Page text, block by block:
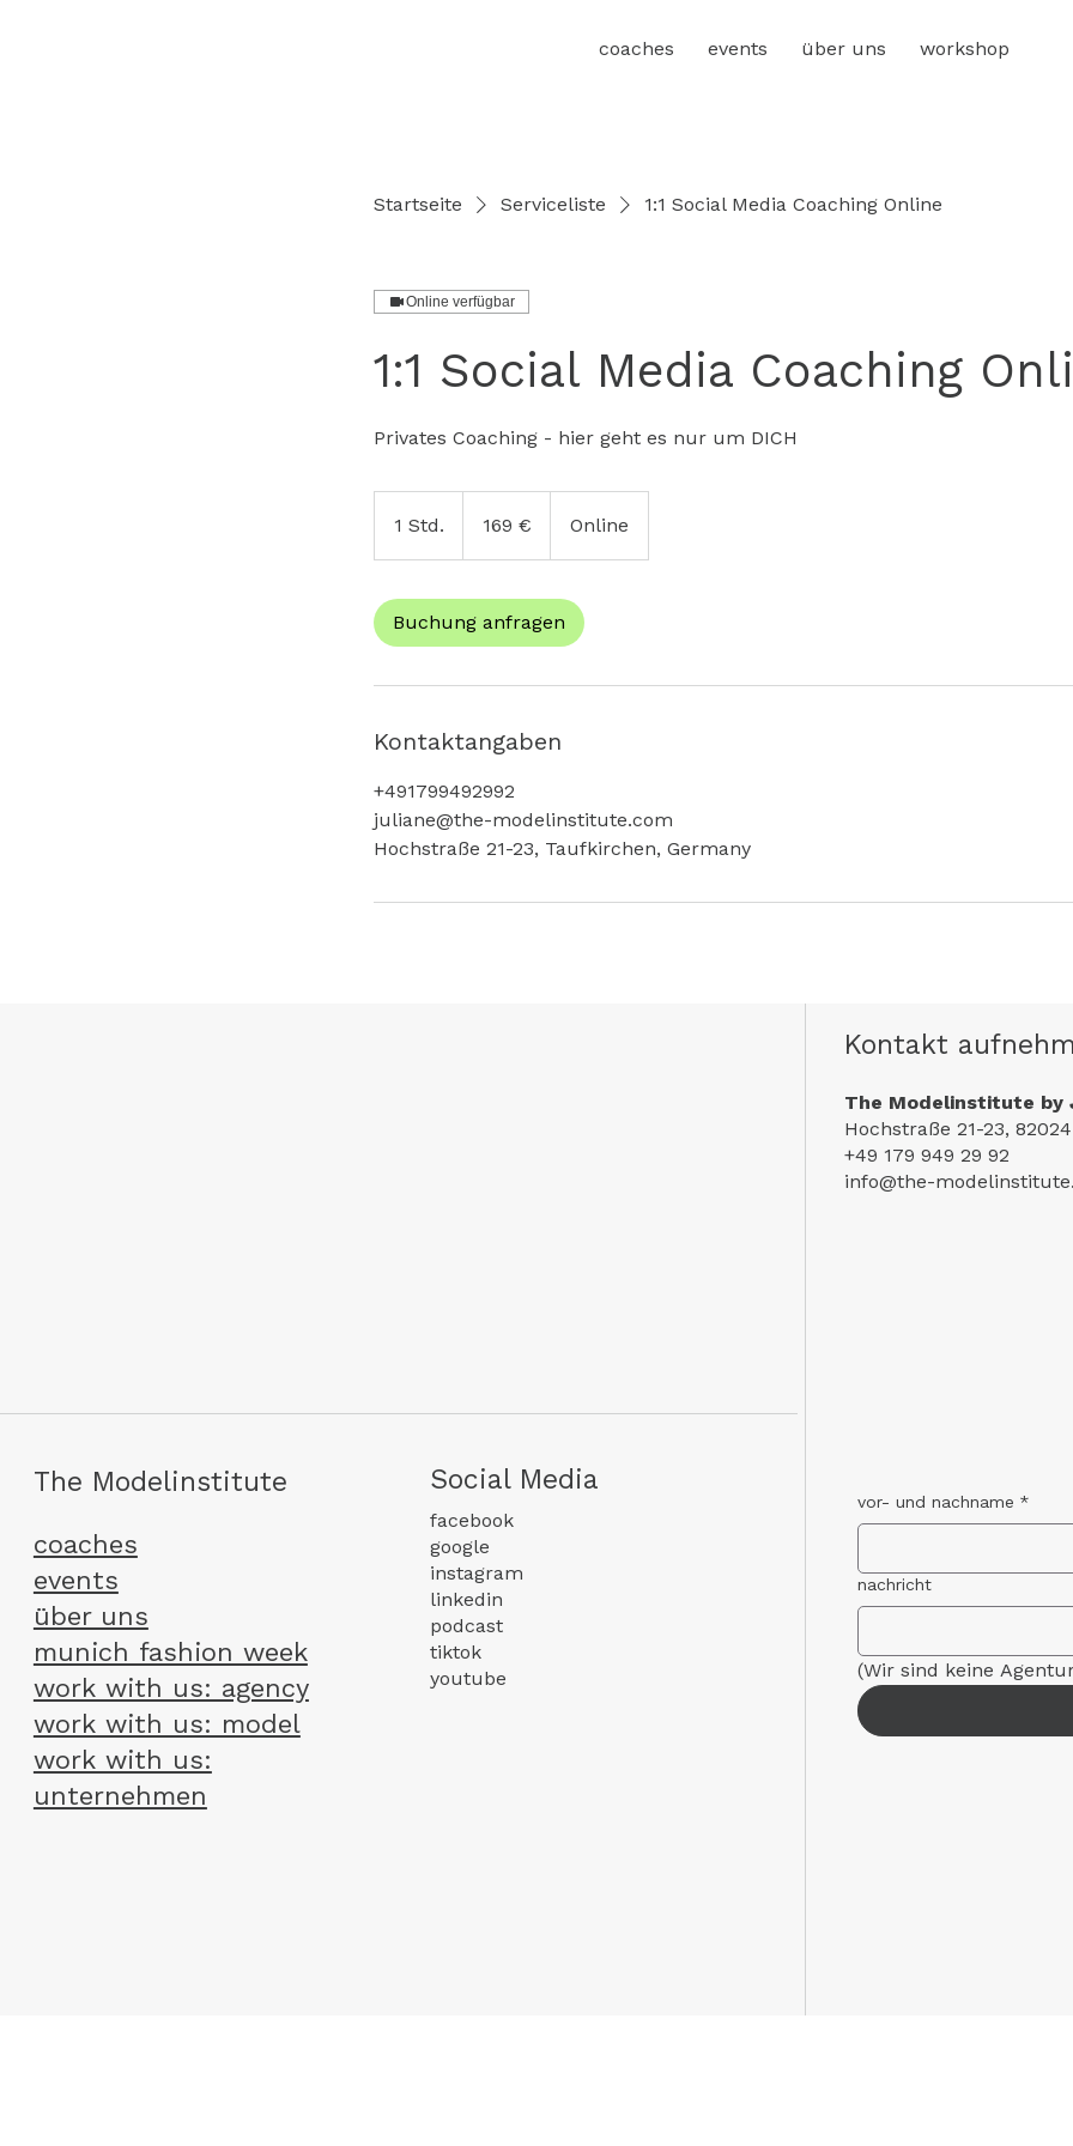
coaches events über uns workshop
Startseite Serviceliste 1:1 Social Media Coaching Online
Online verfügbar
1:1 Social Media Coaching
Privates Coaching - hier geht es nur um DICH
1 Std. 169 € Online
Buchung anfragen
Kontaktangaben
+491799492992
juliane@the-modelinstitute.com
Hochstraße 21-23, Taufkirchen, Germany
Kontakt
The Modelinstitute by
Hochstraße 21-23,
+49 179 949 29 92
info@the-
The Modelinstitute
coaches
events
über uns
munich fashion week
work with us: agency
work with us: model
work with us:
unternehmen
Social Media
facebook
google
instagram
linkedin
podcast
tiktok
youtube
vor- und nachname *
nachricht
(Wir sind keine